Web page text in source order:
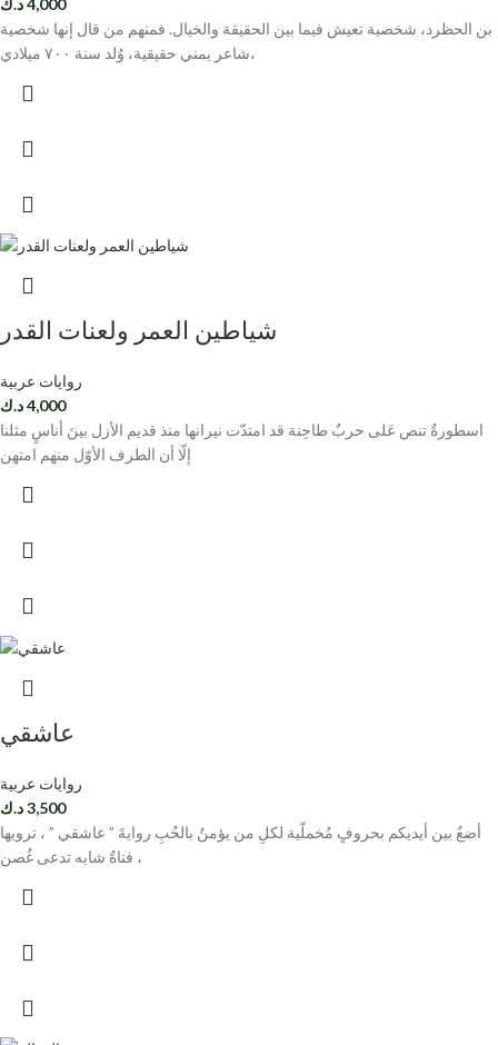
بن الحظرد، شخصية تعيش فيما بين الحقيقة والخيال. فمنهم من قال إنها شخصية
شاعر يمني حقيقية، وُلد سنة ٧٠٠ ميلادي،
شياطين العمر ولعنات القدر
روايات عربية
4,000د.ك
اسطورةٌ تنص عَلى حربٌ طاحِنة قد امتدّت نيرانها منذ قديم الأزل بينَ أناسٍ مثلنا
إلّا أن الطرف الأوّل منهم امتهن
عاشقي
روايات عربية
3,500د.ك
أضعُ بين أيديكم بحروفٍ مُخملّية لكلِ من يؤمنُ بالحُبِ روايةَ ” عاشقي ” ، ترويها
فتاةٌ شابه تدعى غُصن ،